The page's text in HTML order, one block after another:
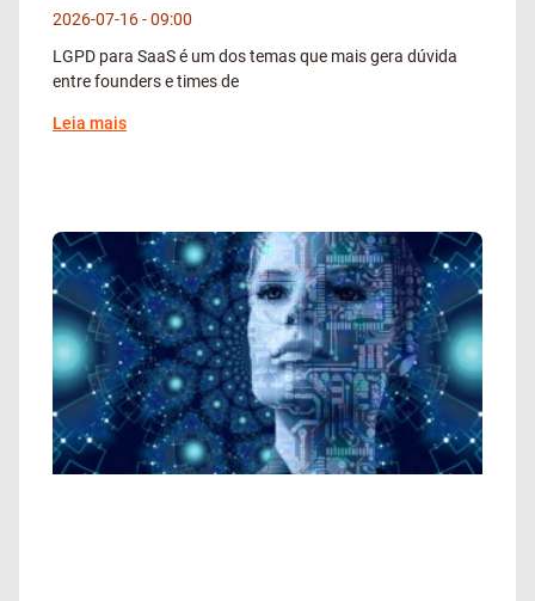
2026-07-16
09:00
LGPD para SaaS é um dos temas que mais gera dúvida
entre founders e times de
Leia mais